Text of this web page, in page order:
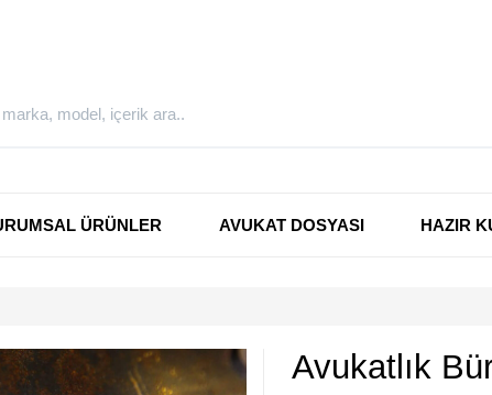
ÜRÜNLER AVUKAT DOSYASI HAZIR
Avukatlık